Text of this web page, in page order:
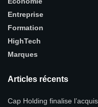
Entreprise
Formation
HighTech
Marques
Articles récents
Cap Holding finalise